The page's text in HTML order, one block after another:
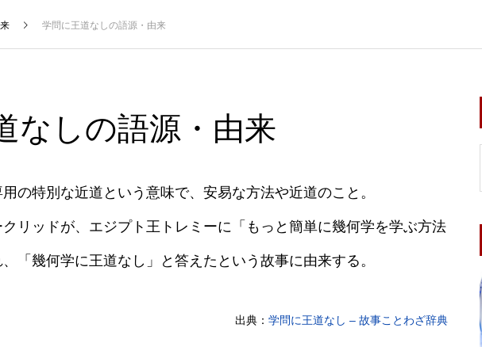
学問に王道なしの語源・由来
なしの語源・由来
用の特別な近道という意味で、安易な方法や近道のこと。
リッドが、エジプト王トレミーに「もっと簡単に幾何学を学ぶ方法
「幾何学に王道なし」と答えたという故事に由来する。
出典： 学問に王道なし – 故事ことわざ辞典